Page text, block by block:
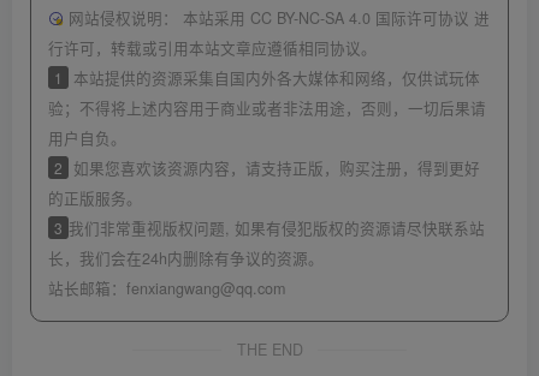
网站侵权说明：
本站采用 CC BY-NC-SA 4.0 国际许可协议 进
行许可，转载或引用本站文章应遵循相同协议。
1
本站提供的资源采集自国内外各大媒体和网络，仅供试玩体
验；不得将上述内容用于商业或者非法用途，否则，一切后果请
用户自负。
2
如果您喜欢该资源内容，请支持正版，购买注册，得到更好
的正版服务。
3 我们非常重视版权问题, 如果有侵犯版权的资源请尽快联系站
长，我们会在24h内删除有争议的资源。
站长邮箱： fenxiangwang@qq.com
THE END